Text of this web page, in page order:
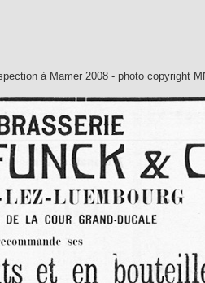
à Mamer 2008 - photo copyright